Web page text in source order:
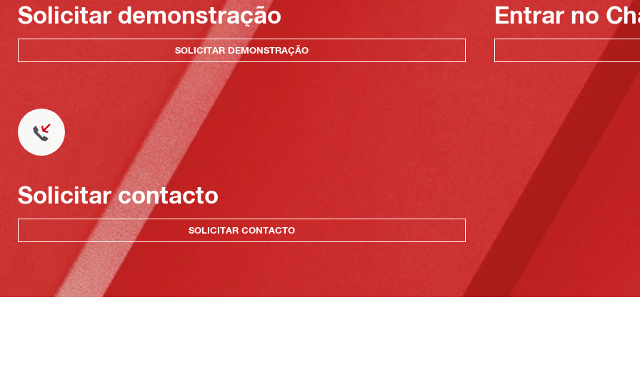
Solicitar demonstração
SOLICITAR DEMONSTRAÇÃO
Entrar no
Solicitar contacto
SOLICITAR CONTACTO